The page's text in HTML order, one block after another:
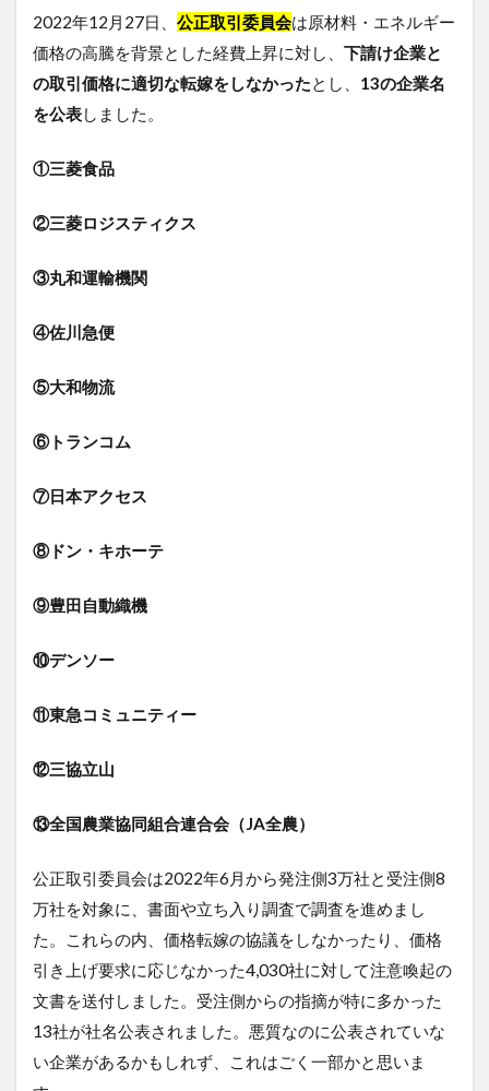
2022年12月27日、 公正取引委員会は原材料・エネルギー
価格の高騰を背景とした経費上昇に対し、 下請け企業と
の取引価格に適切な転嫁をしなかったとし、 13の企業名
を公表しました。
①三菱食品
②三菱ロジスティクス
③丸和運輸機関
④佐川急便
⑤大和物流
⑥トランコム
⑦日本アクセス
⑧ドン・キホーテ
⑨豊田自動織機
⑩デンソー
⑪東急コミュニティー
⑫三協立山
⑬全国農業協同組合連合会（JA全農）
公正取引委員会は2022年6月から発注側3万社と受注側8
万社を対象に、書面や立ち入り調査で調査を進めまし
た。これらの内、価格転嫁の協議をしなかったり、価格
引き上げ要求に応じなかった4,030社に対して注意喚起の
文書を送付しました。受注側からの指摘が特に多かった
13社が社名公表されました。悪質なのに公表されていな
い企業があるかもしれず、これはごく一部かと思いま